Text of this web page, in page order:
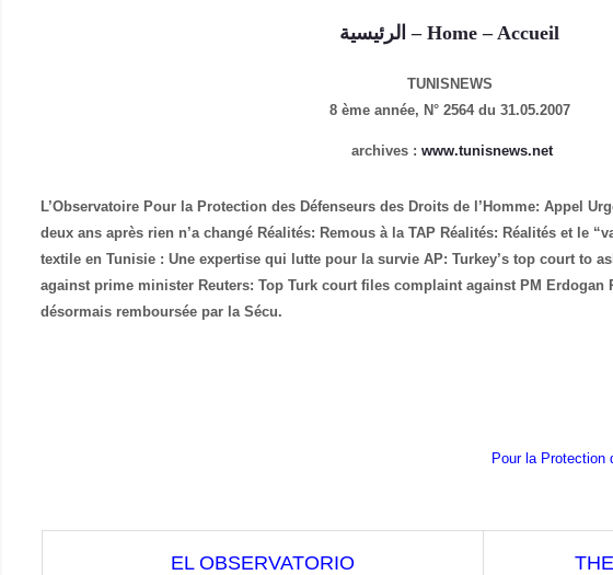
Home – Accueil
– الرئيسية
TUNISNEWS
8 ème année, N° 2564 du 31.05.2007
archives : www.tunisnews.net
L’Observatoire Pour la Protection des Défenseurs des Droits de l’Homme: Appel
deux ans après rien n’a changé Réalités: Remous à la TAP Réalités: Réalités et le
textile en Tunisie : Une expertise qui lutte pour la survieAP: Turkey’s top court to
against prime minister Reuters: Top Turk court files complaint against PM Erdogan
désormais remboursée par la Sécu.
Pour la Protection
EL OBSERVATORIO